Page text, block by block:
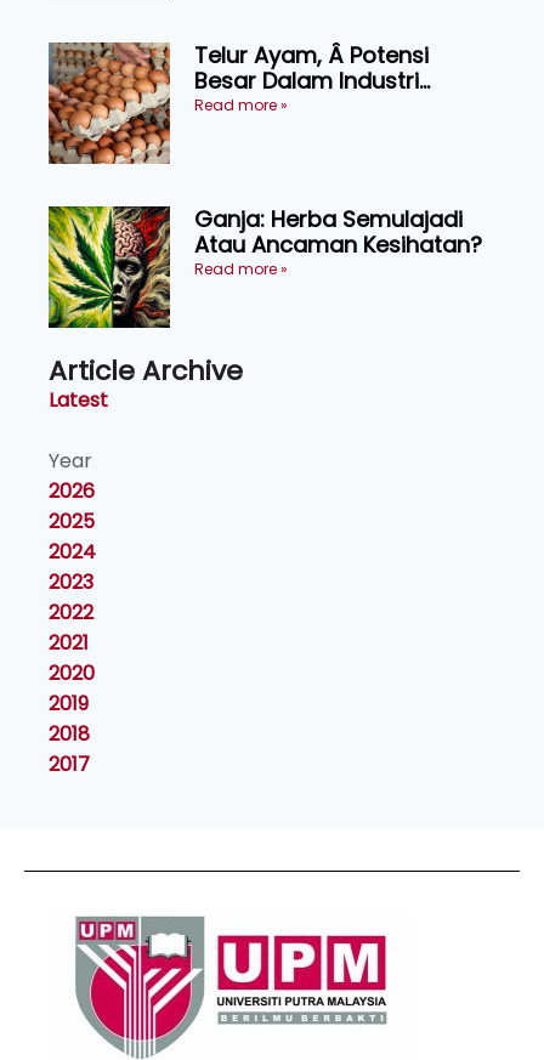
Telur Ayam, Â Potensi
Besar Dalam Industri
Makanan, Kosmetik dan
Read more »
Ganja: Herba Semulajadi
Atau Ancaman Kesihatan?
Read more »
Article Archive
Latest
Year
2026
2025
2024
2023
2022
2021
2020
2019
2018
2017